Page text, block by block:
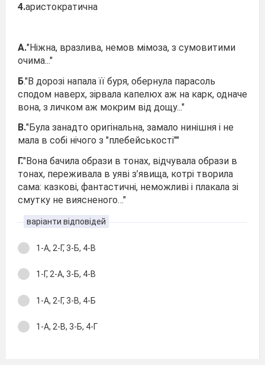
4.аристократична
А."Ніжна, вразлива, немов мімоза, з сумовитими
очима..."
Б."В дорозі напала її буря, обернула парасоль
сподом наверх, зірвала капелюх аж на карк, одначе
вона, з личком аж мокрим від дощу..."
В."Була занадто оригінальна, замало нинішня і не
мала в собі нічого з "плебейськості""
Г."Вона бачила образи в тонах, відчувала образи в
тонах, переживала в уяві з’явища, котрі творила
сама: казкові, фантастичні, неможливі і плакала зі
смутку не виясненого…"
варіанти відповідей
1-А, 2-Г, 3-Б, 4-В
1-Г, 2-А, 3-Б, 4-В
1-А, 2-Г, 3-В, 4-Б
1-А, 2-В, 3-Б, 4-Г